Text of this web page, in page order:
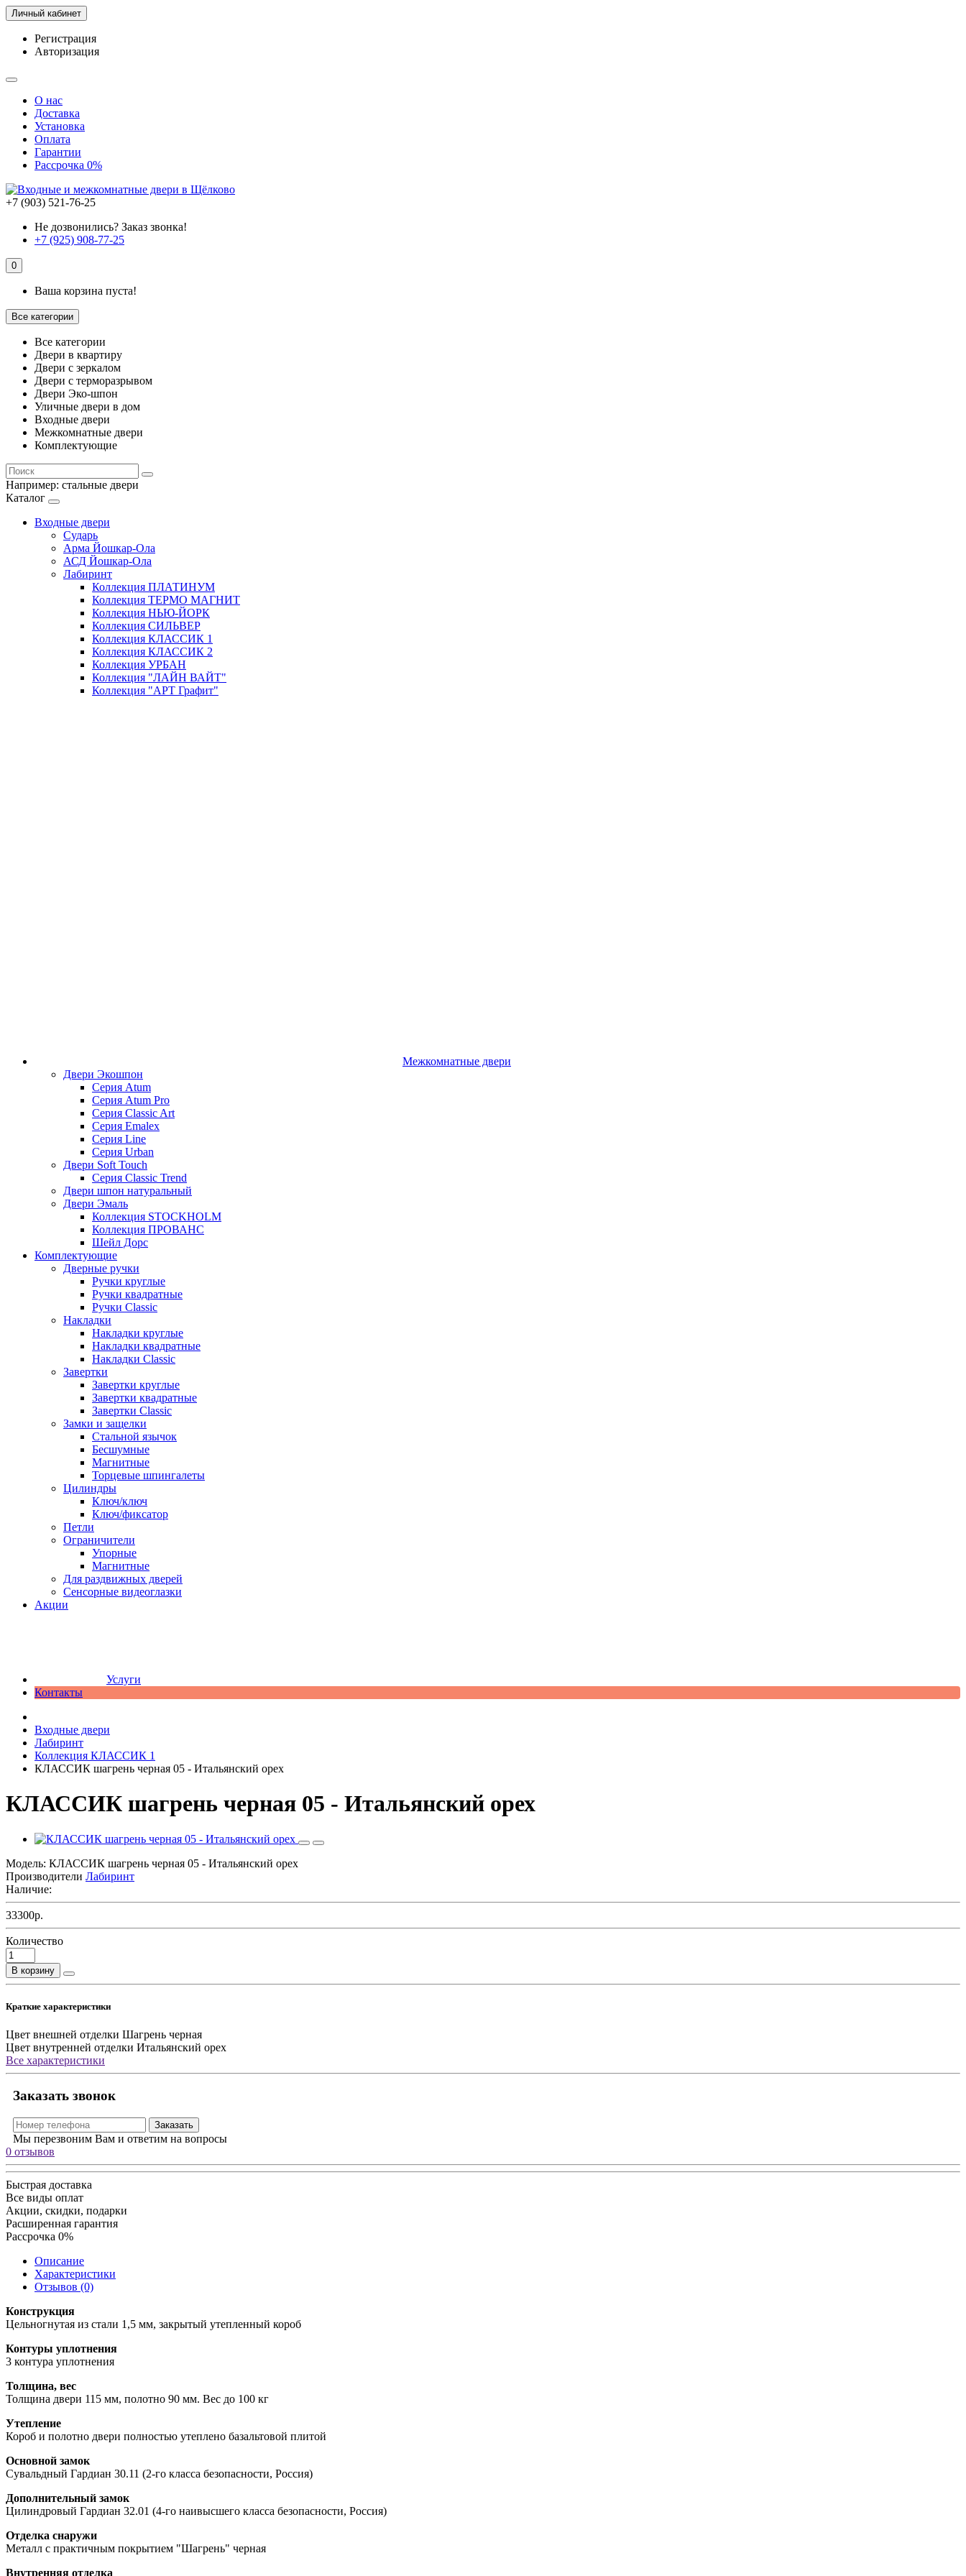
Личный кабинет
Регистрация
Авторизация
О нас
Доставка
Установка
Оплата
Гарантии
Рассрочка 0%
+7 (903) 521-76-25
Не дозвонились? Заказ звонка!
+7 (925) 908-77-25
0
Ваша корзина пуста!
Все категории
Все категории
Двери в квартиру
Двери с зеркалом
Двери с терморазрывом
Двери Эко-шпон
Уличные двери в дом
Входные двери
Межкомнатные двери
Комплектующие
Например: стальные двери
Каталог
Входные двери
Сударь
Арма Йошкар-Ола
АСД Йошкар-Ола
Лабиринт
Коллекция ПЛАТИНУМ
Коллекция ТЕРМО МАГНИТ
Коллекция НЬЮ-ЙОРК
Коллекция СИЛЬВЕР
Коллекция КЛАССИК 1
Коллекция КЛАССИК 2
Коллекция УРБАН
Коллекция "ЛАЙН ВАЙТ"
Коллекция "AРT Графит"
Межкомнатные двери
Двери Экошпон
Серия Atum
Серия Atum Pro
Серия Classic Art
Серия Emalex
Серия Line
Серия Urban
Двери Soft Touch
Серия Classic Trend
Двери шпон натуральный
Двери Эмаль
Коллекция STOCKHOLM
Коллекция ПРОВАНС
Шейл Дорс
Комплектующие
Дверные ручки
Ручки круглые
Ручки квадратные
Ручки Classic
Накладки
Накладки круглые
Накладки квадратные
Накладки Classic
Завертки
Завертки круглые
Завертки квадратные
Завертки Classic
Замки и защелки
Стальной язычок
Бесшумные
Магнитные
Торцевые шпингалеты
Цилиндры
Ключ/ключ
Ключ/фиксатор
Петли
Ограничители
Упорные
Магнитные
Для раздвижных дверей
Сенсорные видеоглазки
Акции
Услуги
Контакты
Входные двери
Лабиринт
Коллекция КЛАССИК 1
КЛАССИК шагрень черная 05 - Итальянский орех
КЛАССИК шагрень черная 05 - Итальянский орех
Модель: КЛАССИК шагрень черная 05 - Итальянский орех
Производители Лабиринт
Наличие:
33300р.
Количество
В корзину
Краткие характеристики
Цвет внешней отделки Шагрень черная
Цвет внутренней отделки Итальянский орех
Все характеристики
Заказать звонок
Заказать
Мы перезвоним Вам и ответим на вопросы
0 отзывов
Быстрая доставка
Все виды оплат
Акции, скидки, подарки
Расширенная гарантия
Рассрочка 0%
Описание
Характеристики
Отзывов (0)
Конструкция
Цельногнутая из стали 1,5 мм, закрытый утепленный короб
Контуры уплотнения
3 контура уплотнения
Толщина, вес
Толщина двери 115 мм, полотно 90 мм. Вес до 100 кг
Утепление
Короб и полотно двери полностью утеплено базальтовой плитой
Основной замок
Сувальдный Гардиан 30.11 (2-го класса безопасности, Россия)
Дополнительный замок
Цилиндровый Гардиан 32.01 (4-го наивысшего класса безопасности, Россия)
Отделка снаружи
Металл с практичным покрытием "Шагрень" черная
Внутренняя отделка